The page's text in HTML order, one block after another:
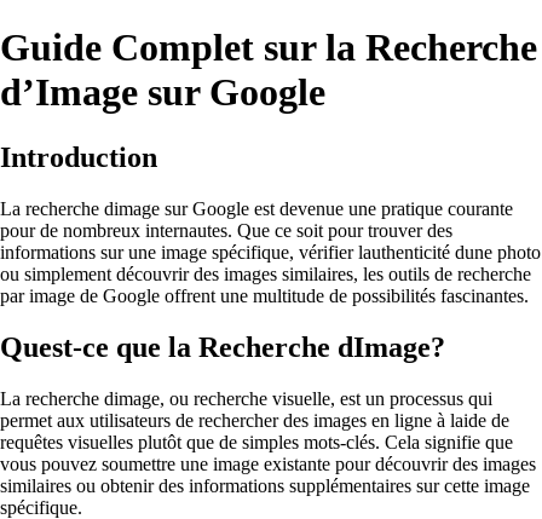
Guide Complet sur la Recherche
d’Image sur Google
Introduction
La recherche dimage sur Google est devenue une pratique courante
pour de nombreux internautes. Que ce soit pour trouver des
informations sur une image spécifique, vérifier lauthenticité dune photo
ou simplement découvrir des images similaires, les outils de recherche
par image de Google offrent une multitude de possibilités fascinantes.
Quest-ce que la Recherche dImage?
La recherche dimage, ou recherche visuelle, est un processus qui
permet aux utilisateurs de rechercher des images en ligne à laide de
requêtes visuelles plutôt que de simples mots-clés. Cela signifie que
vous pouvez soumettre une image existante pour découvrir des images
similaires ou obtenir des informations supplémentaires sur cette image
spécifique.